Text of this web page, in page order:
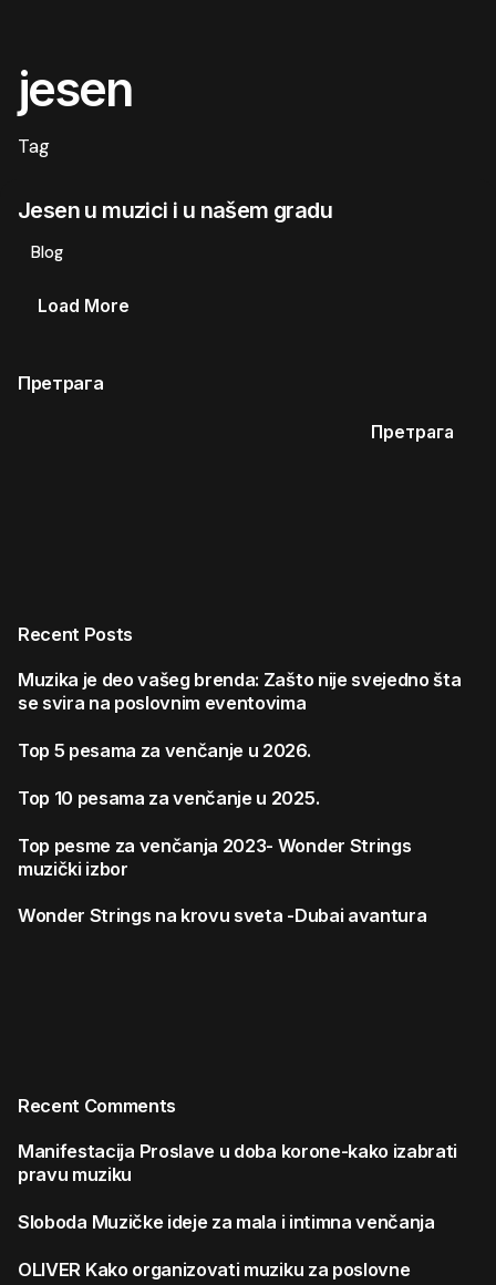
jesen
Tag
Претрага
Претрага
Recent Posts
Muzika je deo vašeg brenda: Zašto nije svejedno šta
se svira na poslovnim eventovima
Top 5 pesama za venčanje u 2026.
Top 10 pesama za venčanje u 2025.
Top pesme za venčanja 2023- Wonder Strings
muzički izbor
Wonder Strings na krovu sveta -Dubai avantura
Recent Comments
Manifestacija Proslave u doba korone-kako izabrati
pravu muziku
Sloboda Muzičke ideje za mala i intimna venčanja
OLIVER Kako organizovati muziku za poslovne
Jesen u muzici i u našem gradu
Blog
Load More